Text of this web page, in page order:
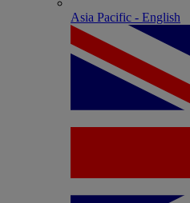
Asia Pacific - English